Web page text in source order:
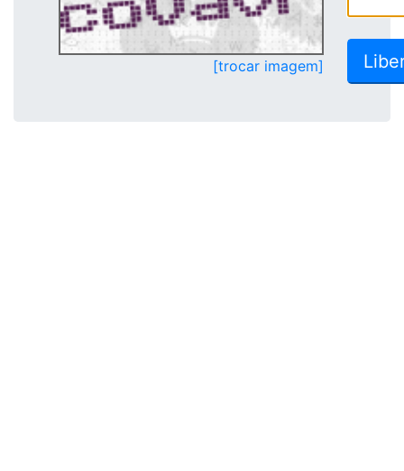
[trocar imagem]